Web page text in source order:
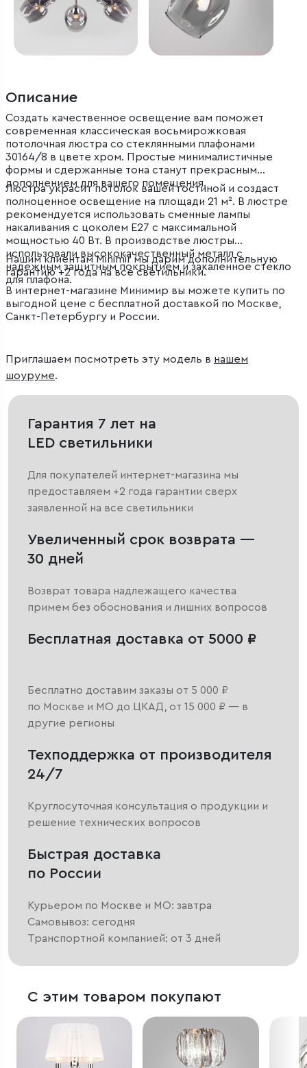
Описание
Создать качественное освещение вам поможет
современная классическая восьмирожковая
потолочная люстра со стеклянными плафонами
30164/8 в цвете хром. Простые минималистичные
формы и сдержанные тона станут прекрасным
дополнением для вашего помещения.
Люстра украсит потолок вашей гостиной и создаст
полноценное освещение на площади 21 м². В люстре
рекомендуется использовать сменные лампы
накаливания с цоколем Е27 с максимальной
мощностью 40 Вт. В производстве люстры
использовали высококачественный металл с
надежным защитным покрытием и закаленное стекло
для плафона.
Нашим клиентам Minimir мы дарим дополнительную
гарантию +2 года на все светильники.
В интернет-магазине Минимир вы можете купить по
выгодной цене с бесплатной доставкой по Москве,
Санкт-Петербургу и России.
Приглашаем посмотреть эту модель в нашем
шоуруме.
Гарантия 7 лет на
LED светильники
Для покупателей интернет-магазина мы
предоставляем +2 года гарантии сверх
заявленной на все светильники
Увеличенный срок возврата —
30 дней
Возврат товара надлежащего качества
примем без обоснования и лишних вопросов
Бесплатная доставка от 5000 ₽
Бесплатно доставим заказы от 5 000 ₽
по Москве и МО до ЦКАД, от 15 000 ₽ — в
другие регионы
Техподдержка от производителя
24/7
Круглосуточная консультация о продукции и
решение технических вопросов
Быстрая доставка
по России
Курьером по Москве и МО: завтра
Самовывоз: сегодня
Транспортной компанией: от 3 дней
С этим товаром покупают